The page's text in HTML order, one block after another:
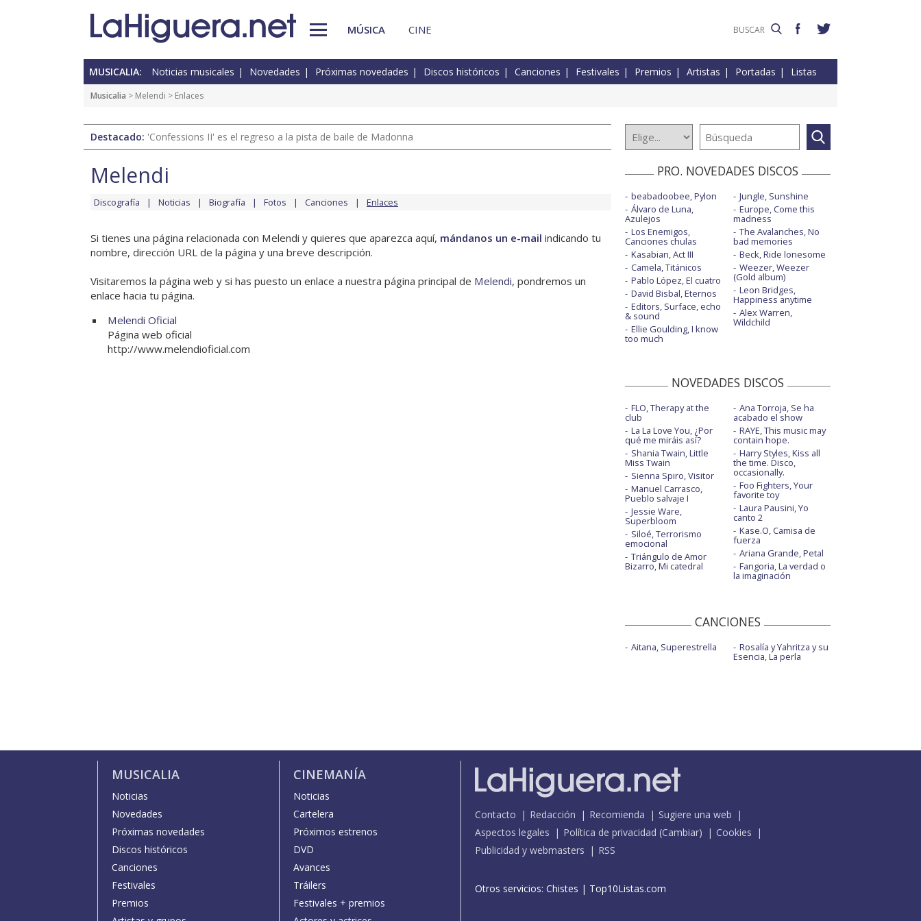
MÚSICA CINE
MUSICALIA: Noticias musicales Novedades Próximas novedades Discos históricos Canciones Festivales Premios Artistas Portadas Listas
Musicalia > Melendi > Enlaces
Destacado: 'Confessions II' es el regreso a la pista de baile de Madonna
Melendi
Discografía Noticias Biografía Fotos Canciones Enlaces
Si tienes una página relacionada con Melendi y quieres que aparezca aquí, mándanos un e-mail indicando tu
nombre, dirección URL de la página y una breve descripción.
Visitaremos la página web y si has puesto un enlace a nuestra página principal de Melendi, pondremos un
enlace hacia tu página.
Melendi Oficial
Página web oficial
http://www.melendioficial.com
PRO. NOVEDADES DISCOS
beabadoobee, Pylon
Álvaro de Luna,
Azulejos
Los Enemigos,
Canciones chulas
Kasabian, Act III
Camela, Titánicos
Pablo López, El cuatro
David Bisbal, Eternos
Editors, Surface, echo
& sound
Ellie Goulding, I know
too much
Jungle, Sunshine
Europe, Come this
madness
The Avalanches, No
bad memories
Beck, Ride lonesome
Weezer, Weezer
(Gold album)
Leon Bridges,
Happiness anytime
Alex Warren,
Wildchild
NOVEDADES DISCOS
FLO, Therapy at the
club
La La Love You, ¿Por
qué me miráis así?
Shania Twain, Little
Miss Twain
Sienna Spiro, Visitor
Manuel Carrasco,
Pueblo salvaje I
Jessie Ware,
Superbloom
Siloé, Terrorismo
emocional
Triángulo de Amor
Bizarro, Mi catedral
Ana Torroja, Se ha
acabado el show
RAYE, This music may
contain hope.
Harry Styles, Kiss all
the time. Disco,
occasionally.
Foo Fighters, Your
favorite toy
Laura Pausini, Yo
canto 2
Kase.O, Camisa de
fuerza
Ariana Grande, Petal
Fangoria, La verdad o
la imaginación
CANCIONES
Aitana, Superestrella Rosalía y Yahritza y su
Esencia, La perla
MUSICALIA
Noticias
Novedades
Próximas novedades
Discos históricos
Canciones
Festivales
Premios
CINEMANÍA
Noticias
Cartelera
Próximos estrenos
DVD
Avances
Tráilers
Festivales + premios
Contacto Redacción Recomienda
Sugiere una web
Aspectos legales
Política de privacidad (Cambiar)
Cookies
Publicidad y webmasters
RSS
Otros servicios: Chistes | Top10Listas.com